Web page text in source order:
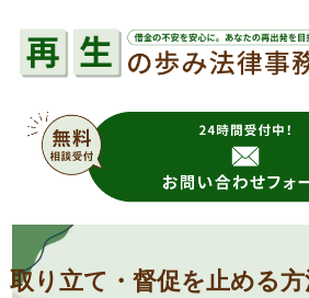
取り立て・督促を止める